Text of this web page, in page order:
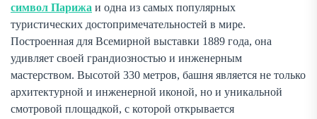
символ Парижа и одна из самых популярных
туристических достопримечательностей в мире.
Построенная для Всемирной выставки 1889 года, она
удивляет своей грандиозностью и инженерным
мастерством. Высотой 330 метров, башня является не только
архитектурной и инженерной иконой, но и уникальной
смотровой площадкой, с которой открывается